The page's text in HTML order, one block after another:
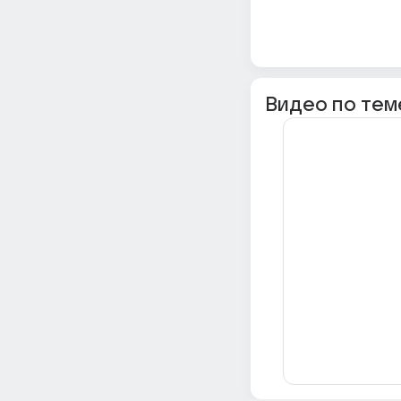
Видео по